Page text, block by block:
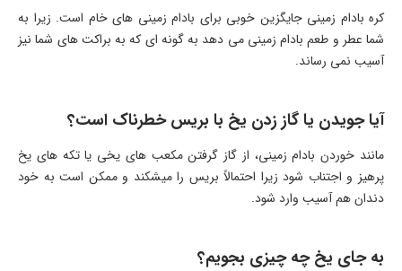
کره بادام زمینی جایگزین خوبی برای بادام زمینی های خام است. زیرا به
شما عطر و طعم بادام زمینی می دهد به گونه ای که به براکت های شما نیز
آسیب نمی رساند.
آیا جویدن یا گاز زدن یخ با بریس خطرناک است؟
مانند خوردن بادام زمینی، از گاز گرفتن مکعب های یخی یا تکه های یخ
پرهیز و اجتناب شود زیرا احتمالاً بریس را میشکند و ممکن است به خود
دندان هم آسیب وارد شود.
به جای یخ چه چیزی بجویم؟